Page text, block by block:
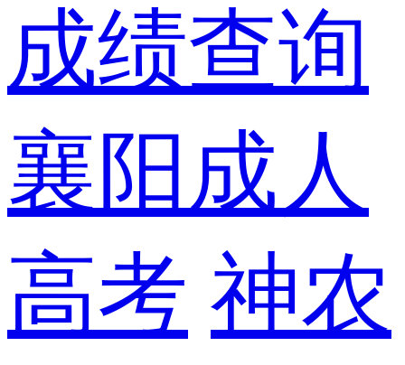
成绩查询
襄阳成人
高考 神农